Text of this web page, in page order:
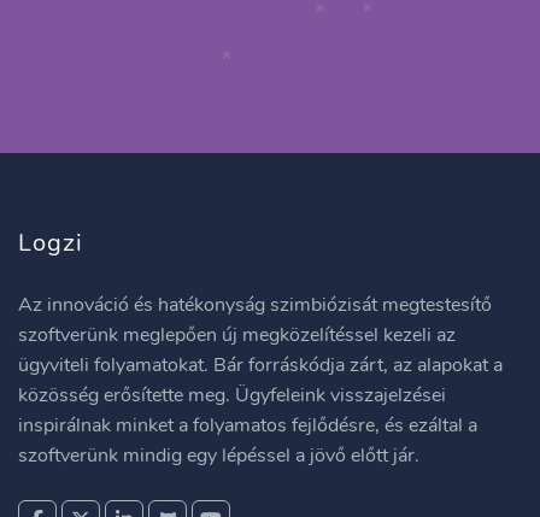
Logzi
Az innováció és hatékonyság szimbiózisát megtestesítő
szoftverünk meglepően új megközelítéssel kezeli az
ügyviteli folyamatokat. Bár forráskódja zárt, az alapokat a
közösség erősítette meg. Ügyfeleink visszajelzései
inspirálnak minket a folyamatos fejlődésre, és ezáltal a
szoftverünk mindig egy lépéssel a jövő előtt jár.